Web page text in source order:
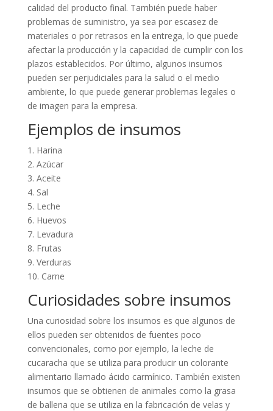
calidad del producto final. También puede haber
problemas de suministro, ya sea por escasez de
materiales o por retrasos en la entrega, lo que puede
afectar la producción y la capacidad de cumplir con los
plazos establecidos. Por último, algunos insumos
pueden ser perjudiciales para la salud o el medio
ambiente, lo que puede generar problemas legales o
de imagen para la empresa.
Ejemplos de insumos
1. Harina
2. Azúcar
3. Aceite
4. Sal
5. Leche
6. Huevos
7. Levadura
8. Frutas
9. Verduras
10. Carne
Curiosidades sobre insumos
Una curiosidad sobre los insumos es que algunos de
ellos pueden ser obtenidos de fuentes poco
convencionales, como por ejemplo, la leche de
cucaracha que se utiliza para producir un colorante
alimentario llamado ácido carmínico. También existen
insumos que se obtienen de animales como la grasa
de ballena que se utiliza en la fabricación de velas y